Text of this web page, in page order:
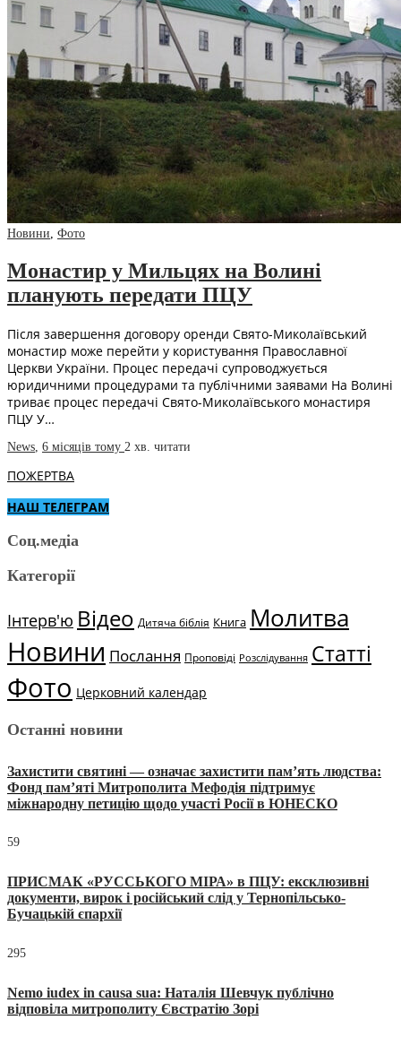
Новини, Фото
Монастир у Мильцях на Волині
планують передати ПЦУ
Після завершення договору оренди Свято-Миколаївський
монастир може перейти у користування Православної
Церкви України. Процес передачі супроводжується
юридичними процедурами та публічними заявами На Волині
триває процес передачі Свято-Миколаївського монастиря
ПЦУ У…
News 6 місяців тому 2 хв. читати
ПОЖЕРТВА
НАШ ТЕЛЕГРАМ
Соц.медіа
Категорії
Інтерв'ю Відео Дитяча біблія Книга Молитва
Новини Послання Проповіді Розслідування Статті
Фото Церковний календар
Останні новини
Захистити святині — означає захистити пам’ять людства:
Фонд пам’яті Митрополита Мефодія підтримує
міжнародну петицію щодо участі Росії в ЮНЕСКО
59
ПРИСМАК «РУССЬКОГО МІРА» в ПЦУ: ексклюзивні
документи, вирок і російський слід у Тернопільсько-
Бучацькій єпархії
295
Nemo iudex in causa sua: Наталія Шевчук публічно
відповіла митрополиту Євстратію Зорі